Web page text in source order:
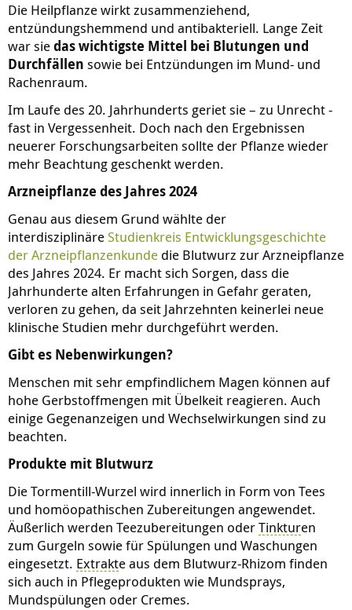
Die Heilpflanze wirkt zusammenziehend,
entzündungshemmend und antibakteriell. Lange Zeit
war siedas wichtigste Mittel bei Blutungen und
Durchfällen sowie bei Entzündungen im Mund- und
Rachenraum.
Im Laufe des 20. Jahrhunderts geriet sie – zu Unrecht -
fast in Vergessenheit. Doch nach den Ergebnissen
neuerer Forschungsarbeiten sollte der Pflanze wieder
mehr Beachtung geschenkt werden.
Arzneipflanze des Jahres 2024
Genau aus diesem Grund wählte der
interdisziplinäreStudienkreis Entwicklungsgeschichte
der Arzneipflanzenkunde die Blutwurz zur Arzneipflanze
des Jahres 2024. Er macht sich Sorgen, dass die
Jahrhunderte alten Erfahrungen in Gefahr geraten,
verloren zu gehen, da seit Jahrzehnten keinerlei neue
klinische Studien mehr durchgeführt werden.
Gibt es Nebenwirkungen?
Menschen mit sehr empfindlichem Magen können auf
hohe Gerbstoffmengen mit Übelkeit reagieren. Auch
einige Gegenanzeigen und Wechselwirkungen sind zu
beachten.
Produkte mit Blutwurz
Die Tormentill-Wurzel wird innerlich in Form von Tees
und homöopathischen Zubereitungen angewendet.
Äußerlich werden Teezubereitungen oderTinkturen
zum Gurgeln sowie für Spülungen und Waschungen
eingesetzt. Extrakte aus dem Blutwurz-Rhizom finden
sich auch in Pflegeprodukten wie Mundsprays,
Mundspülungen oder Cremes.